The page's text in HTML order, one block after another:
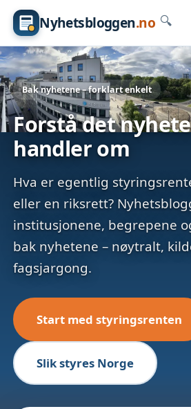
Nyhetsbloggen.no 🔍
Bak nyhetene – forklart enkelt
Forstå det
handler om
Hva er egentlig
eller en riksrett?
institusjonene, begrepene
bak nyhetene – nøytralt,
fagsjargong.
Start med styringsrenten
Slik styres Norge